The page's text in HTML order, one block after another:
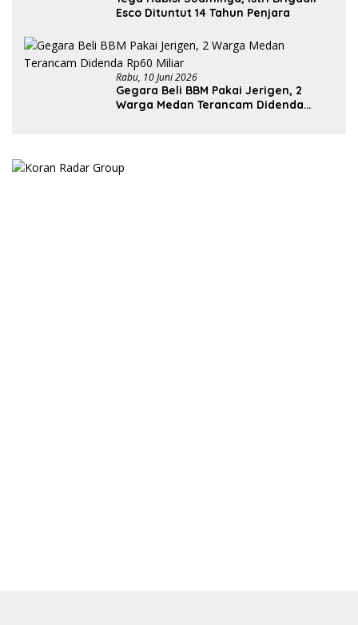
Esco Dituntut 14 Tahun Penjara
Rabu, 10 Juni 2026
Gegara Beli BBM Pakai Jerigen, 2
Warga Medan Terancam Didenda